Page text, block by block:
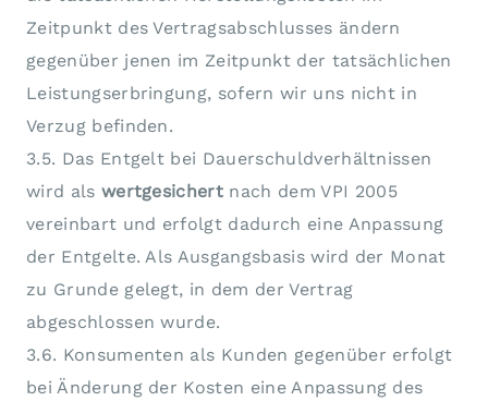
Zeitpunkt des Vertragsabschlusses ändern
gegenüber jenen im Zeitpunkt der tatsächlichen
Leistungserbringung, sofern wir uns nicht in
Verzug befinden.
3.5. Das Entgelt bei Dauerschuldverhältnissen
wird als wertgesichert nach dem VPI 2005
vereinbart und erfolgt dadurch eine Anpassung
der Entgelte. Als Ausgangsbasis wird der Monat
zu Grunde gelegt, in dem der Vertrag
abgeschlossen wurde.
3.6. Konsumenten als Kunden gegenüber erfolgt
bei Änderung der Kosten eine Anpassung des